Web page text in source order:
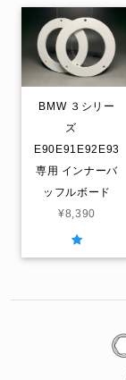
BMW ３シリー
ズ
E90E91E92E93
専用 インナーバ
ッフルボード
¥8,390